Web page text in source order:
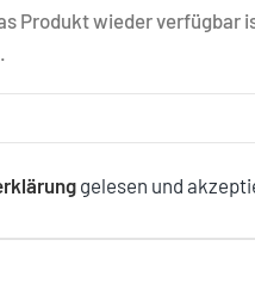
Produkt wieder verfügbar
gelesen und